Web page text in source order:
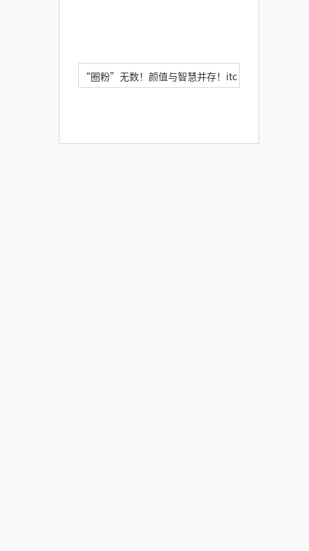
“圈粉”无数！颜值与智慧并存！itc